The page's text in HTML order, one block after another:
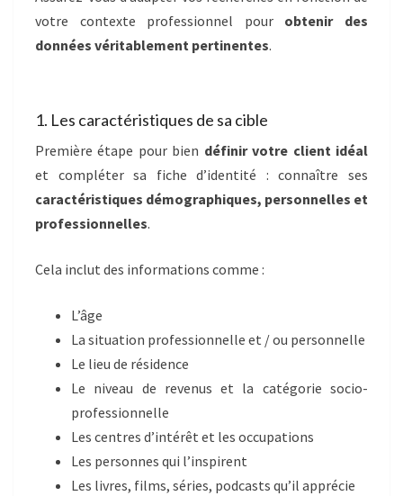
votre contexte professionnel pour obtenir des
données véritablement pertinentes.
1. Les caractéristiques de sa cible
Première étape pour bien définir votre client idéal
et compléter sa fiche d’identité : connaître ses
caractéristiques démographiques, personnelles et
professionnelles.
Cela inclut des informations comme :
L’âge
La situation professionnelle et / ou personnelle
Le lieu de résidence
Le niveau de revenus et la catégorie socio-
professionnelle
Les centres d’intérêt et les occupations
Les personnes qui l’inspirent
Les livres, films, séries, podcasts qu’il apprécie